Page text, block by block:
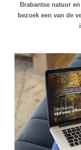
Brabantse natuur
bezoek een van de